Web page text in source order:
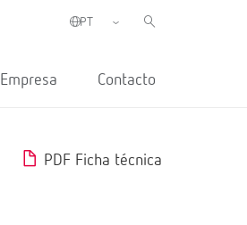
Empresa Contacto
PDF Ficha técnica